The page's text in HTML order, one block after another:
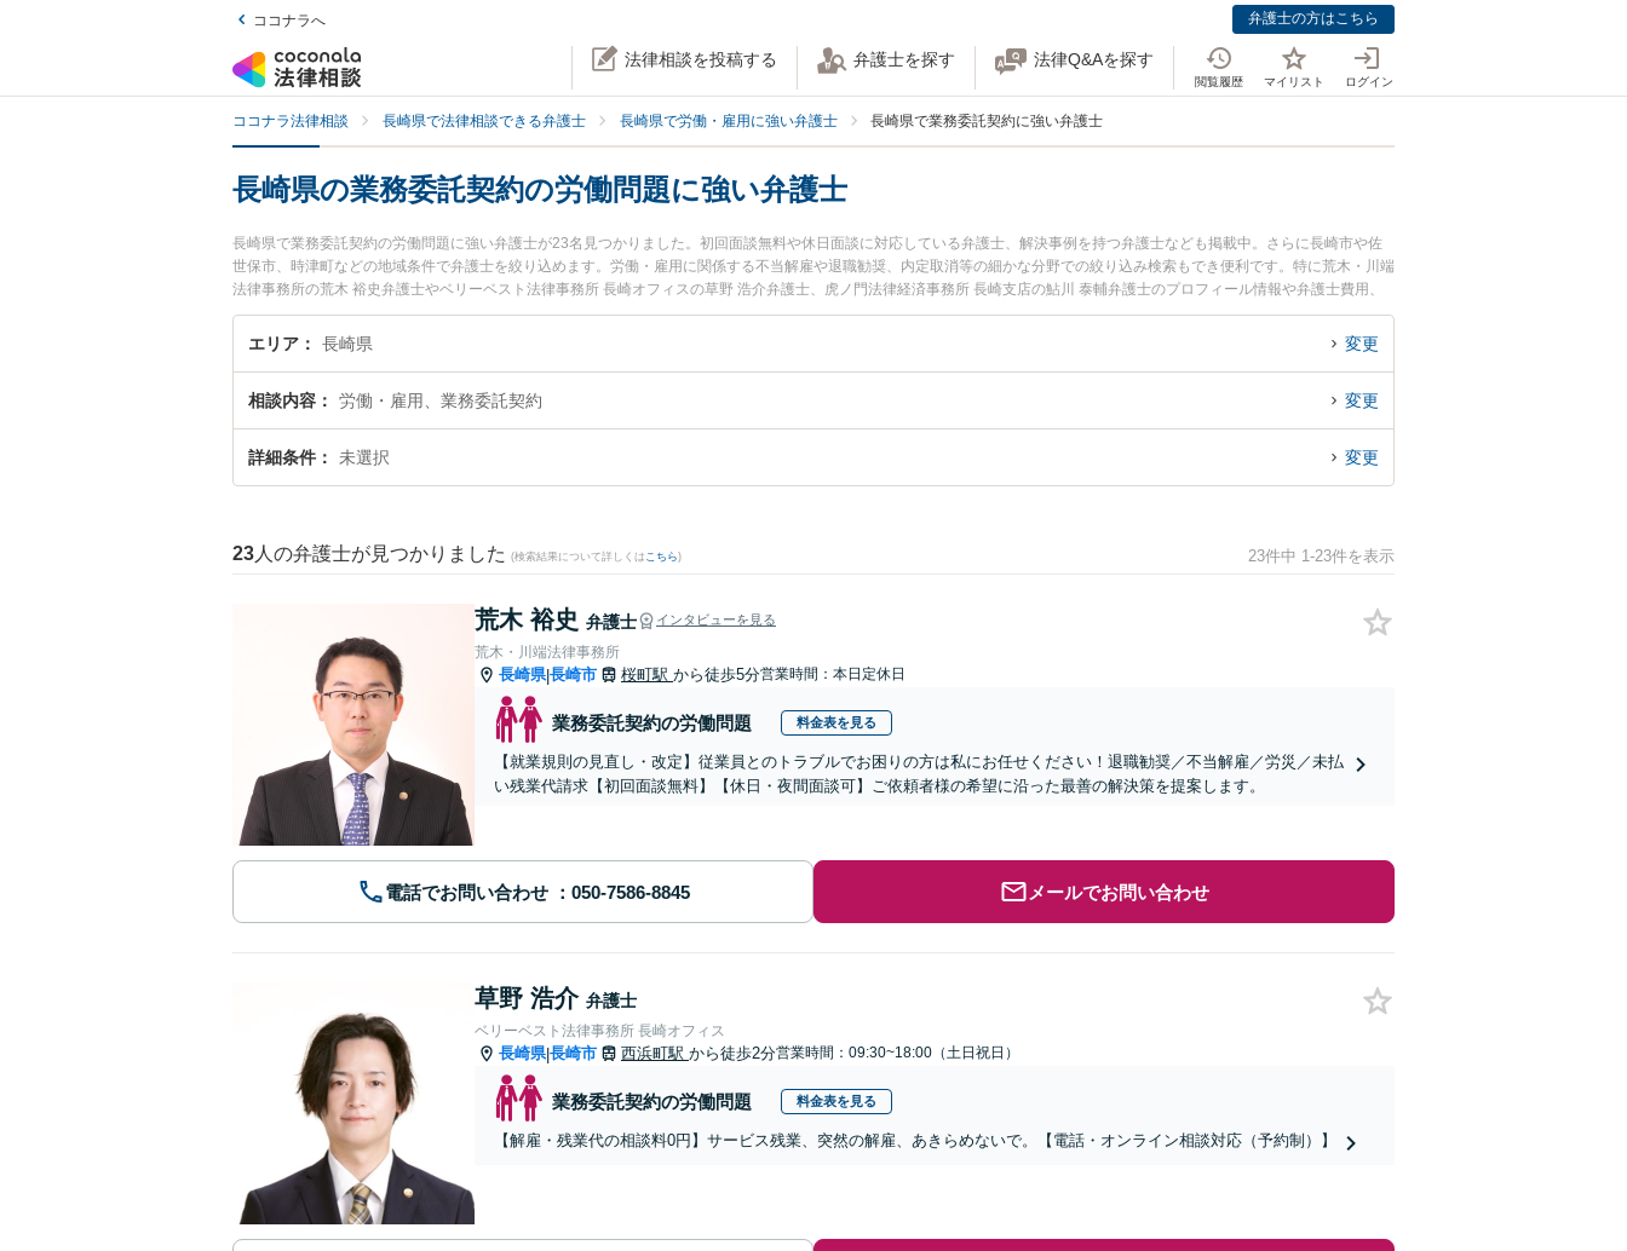
ココナラへ 弁護士の方はこちら
法律相談を投稿する 弁護士を探す 法律Q&Aを探す
閲覧履歴 マイリスト ログイン
ココナラ法律相談 長崎県で法律相談できる弁護士 長崎県で労働・雇用に強い弁護士 長崎県で業務委託契約に強い弁護士
長崎県の業務委託契約の労働問題に強い弁護士
長崎県で業務委託契約の労働問題に強い弁護士が23名見つかりました。初回面談無料や休日面談に対応している弁護士、解決事例を持つ弁護士なども掲載中。さらに長崎市や佐
世保市、時津町などの地域条件で弁護士を絞り込めます。労働・雇用に関係する不当解雇や退職勧奨、内定取消等の細かな分野での絞り込み検索もでき便利です。特に荒木・川端
法律事務所の荒木 裕史弁護士やベリーベスト法律事務所 長崎オフィスの草野 浩介弁護士、虎ノ門法律経済事務所 長崎支店の鮎川 泰輔弁護士のプロフィール情報や弁護士費用、
強みなどが注目されています。『長崎県で土日や夜間に発生した業務委託契約の労働問題のトラブルを今すぐに弁護士に相談したい』『業務委託契約の労働問題のトラブル解決の
実績豊富な近くの弁護士を検索したい』『初回相談無料で業務委託契約の労働問題を法律相談できる長崎県内の弁護士に相談予約したい』などでお困りの相談者さんにおすすめで
エリア 長崎県 変更
相談内容 労働・雇用、業務委託契約 変更
詳細条件 未選択 変更
23 人の弁護士が見つかりました (検索結果について詳しくは こちら) 23件中 1-23件を表示
荒木 裕史 弁護士 インタビューを見る
荒木・川端法律事務所
長崎県|長崎市 桜町駅 から徒歩5分営業時間：本日定休日
業務委託契約の労働問題 料金表を見る
【就業規則の見直し・改定】従業員とのトラブルでお困りの方は私にお任せください！退職勧奨／不当解雇／労災／未払
い残業代請求【初回面談無料】【休日・夜間面談可】ご依頼者様の希望に沿った最善の解決策を提案します。
電話でお問い合わせ メールでお問い合わせ
草野 浩介 弁護士
ベリーベスト法律事務所 長崎オフィス
長崎県|長崎市 西浜町駅 から徒歩2分営業時間：09:30~18:00（土日祝日）
業務委託契約の労働問題 料金表を見る
【解雇・残業代の相談料0円】サービス残業、突然の解雇、あきらめないで。【電話・オンライン相談対応（予約制）】